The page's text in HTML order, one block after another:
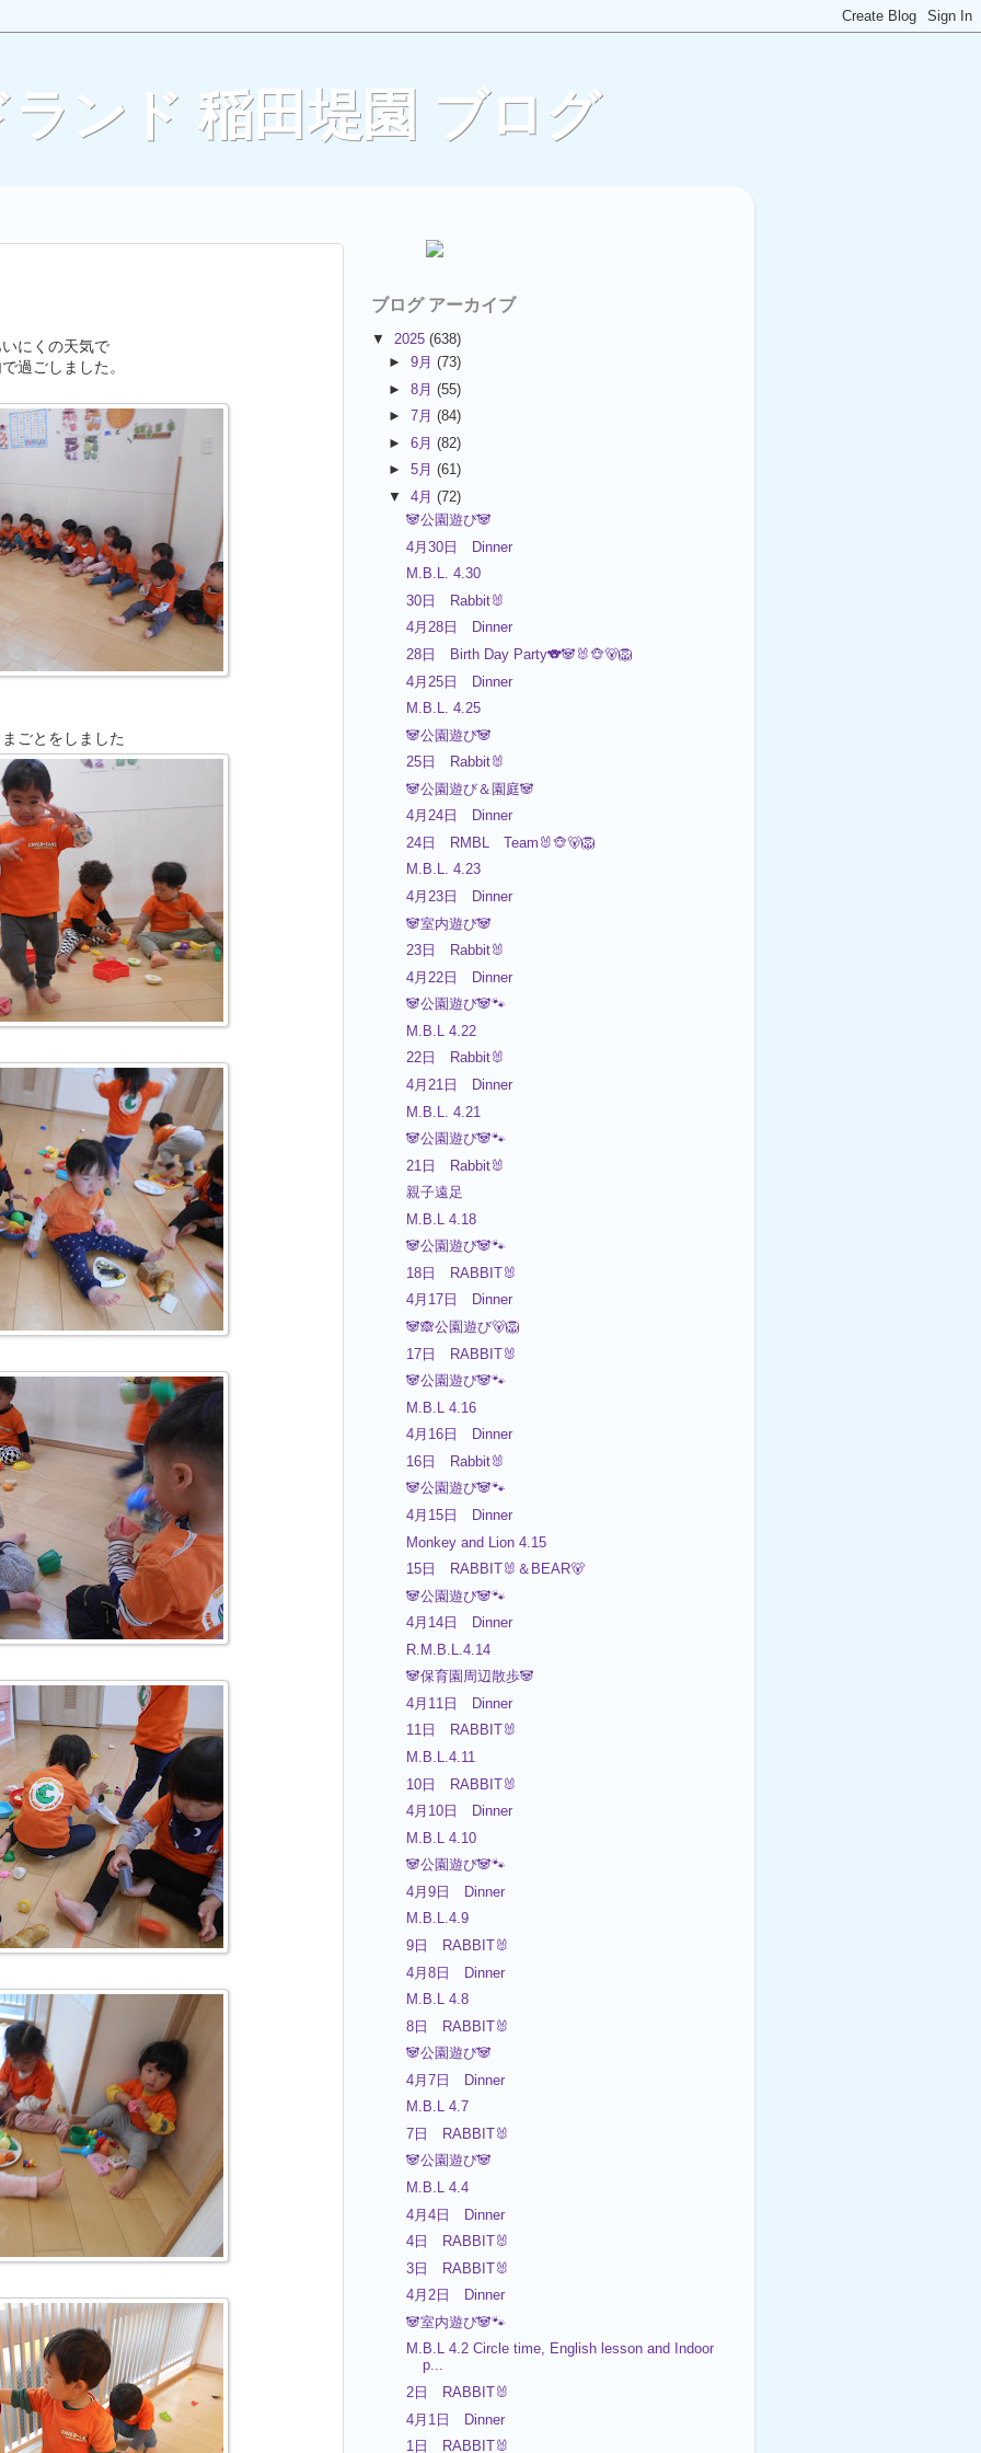
ンド 稲田堤園 ブログ
にくの天気で
過ごしました。
ごとをしました
ブログ アーカイブ
▼ 2025 (638)
►9月(73)
►8月(55)
►7月(84)
►6月(82)
►5月(61)
▼4月(72)
🐼公園遊び🐼
4月30日 Dinner
M.B.L. 4.30
30日 Rabbit🐰
4月28日 Dinner
28日 Birth Day Party🐨🐼🐰🐵🐻🦁
4月25日 Dinner
M.B.L. 4.25
🐼公園遊び🐼
25日 Rabbit🐰
🐼公園遊び＆園庭🐼
4月24日 Dinner
24日 RMBL Team🐰🐵🐻🦁
M.B.L. 4.23
4月23日 Dinner
🐼室内遊び🐼
23日 Rabbit🐰
4月22日 Dinner
🐼公園遊び🐼🐾
M.B.L 4.22
22日 Rabbit🐰
4月21日 Dinner
M.B.L. 4.21
🐼公園遊び🐼🐾
21日 Rabbit🐰
親子遠足
M.B.L 4.18
🐼公園遊び🐼🐾
18日 RABBIT🐰
4月17日 Dinner
🐼🙈公園遊び🐻‍🦁
17日 RABBIT🐰
🐼公園遊び🐼🐾
M.B.L 4.16
4月16日 Dinner
16日 Rabbit🐰
🐼公園遊び🐼🐾
4月15日 Dinner
Monkey and Lion 4.15
15日 RABBIT🐰＆BEAR🐻
🐼公園遊び🐼🐾
4月14日 Dinner
R.M.B.L.4.14
🐼保育園周辺散歩🐼
4月11日 Dinner
11日 RABBIT🐰
M.B.L.4.11
10日 RABBIT🐰
4月10日 Dinner
M.B.L 4.10
🐼公園遊び🐼🐾
4月9日 Dinner
M.B.L.4.9
9日 RABBIT🐰
4月8日 Dinner
M.B.L 4.8
8日 RABBIT🐰
🐼公園遊び🐼
4月7日 Dinner
M.B.L 4.7
7日 RABBIT🐰
🐼公園遊び🐼
M.B.L 4.4
4月4日 Dinner
4日 RABBIT🐰
3日 RABBIT🐰
4月2日 Dinner
🐼室内遊び🐼🐾
M.B.L 4.2 Circle time, English lesson and Indoor
p...
2日 RABBIT🐰
4月1日 Dinner
1日 RABBIT🐰